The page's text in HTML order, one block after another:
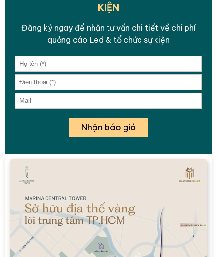
KIỆN
Đăng ký ngay để nhận tư vấn chi tiết về chi phí
quảng cáo Led & tổ chức sự kiện
Nhận báo giá